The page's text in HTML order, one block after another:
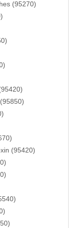
(95270)
(95420)